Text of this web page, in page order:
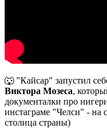
🐺 "Кайсар" запустил
Виктора Мозеса,
документалки про
инстаграме "Челси" - на
столица страны)